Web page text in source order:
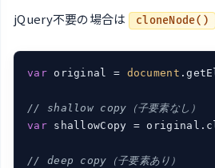
jQuery不要の場合は cloneNode()
var original = document
// shallow copy（子要素なし）
var shallowCopy =
// deep copy（子要素あり）